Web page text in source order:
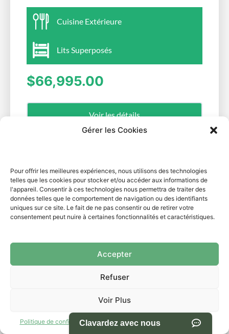
Gérer les Cookies
Pour offrir les meilleures expériences, nous utilisons des technologies
telles que les cookies pour stocker et/ou accéder aux informations de
l'appareil. Consentir à ces technologies nous permettra de traiter des
données telles que le comportement de navigation ou des identifiants
uniques sur ce site. Le fait de ne pas consentir ou de retirer votre
consentement peut nuire à certaines fonctionnalités et caractéristiques.
Accepter
Refuser
Voir Plus
Politique de confidentialitéTermes et conditions d’utilisation du site
Cuisine Extérieure
Lits Superposés
$66,995.00
Voir les détails
Caravane de voyage